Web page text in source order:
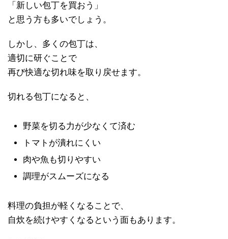
「新しい包丁を買おう」
と思う方も多いでしょう。
しかし、多くの包丁は、
適切に研ぐことで
再び快適な切れ味を取り戻せます。
切れる包丁になると、
野菜を切る力が少なくて済む
トマトが潰れにくい
肉や魚も切りやすい
調理がスムーズになる
料理の負担が軽くなることで、
自炊を続けやすくなるという面もあります。